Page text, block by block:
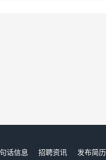
话信息 招聘资讯 发布简历